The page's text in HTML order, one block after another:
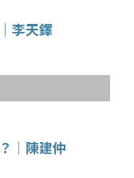
李天鐸
│陳建仲